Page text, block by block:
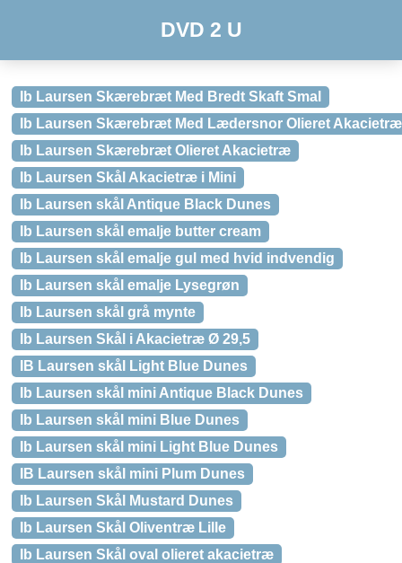
DVD 2 U
Ib Laursen Skærebræt Med Bredt Skaft Smal
Ib Laursen Skærebræt Med Lædersnor Olieret Akacietræ
Ib Laursen Skærebræt Olieret Akacietræ
Ib Laursen Skål Akacietræ i Mini
Ib Laursen skål Antique Black Dunes
Ib Laursen skål emalje butter cream
Ib Laursen skål emalje gul med hvid indvendig
Ib Laursen skål emalje Lysegrøn
Ib Laursen skål grå mynte
Ib Laursen Skål i Akacietræ Ø 29,5
IB Laursen skål Light Blue Dunes
Ib Laursen skål mini Antique Black Dunes
Ib Laursen skål mini Blue Dunes
Ib Laursen skål mini Light Blue Dunes
IB Laursen skål mini Plum Dunes
Ib Laursen Skål Mustard Dunes
Ib Laursen Skål Oliventræ Lille
Ib Laursen Skål oval olieret akacietræ